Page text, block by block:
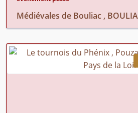
Médiévales de Bouliac ,